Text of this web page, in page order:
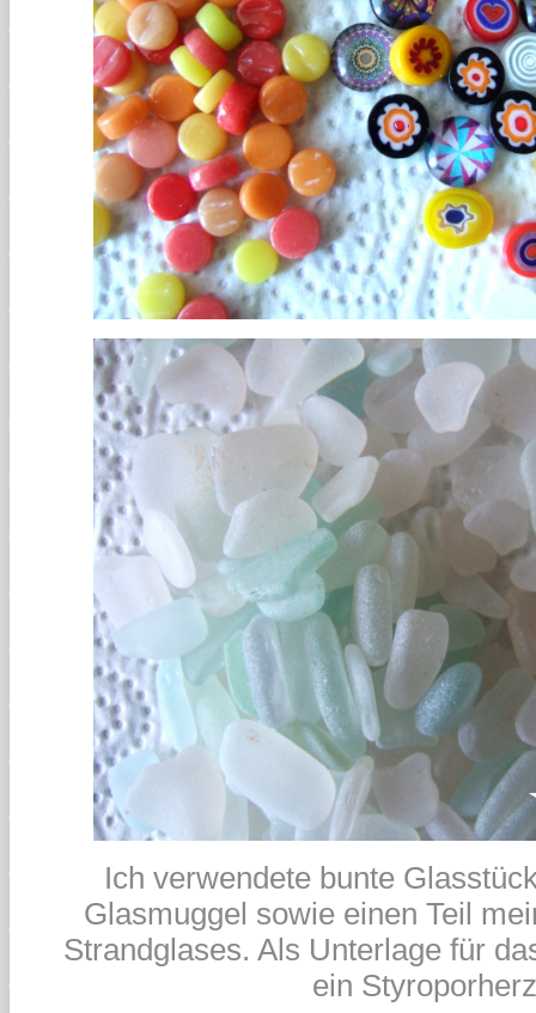
Ich verwendete bunte
Glasmuggel sowie einen Teil
Strandglases. Als Unterlage für
ein